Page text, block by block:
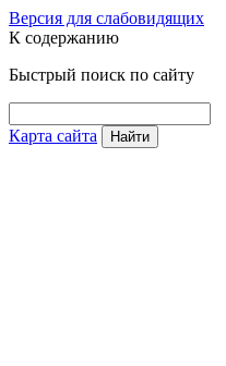
Версия для слабовидящих
К содержанию
Быстрый поиск по сайту
Карта сайта Найти